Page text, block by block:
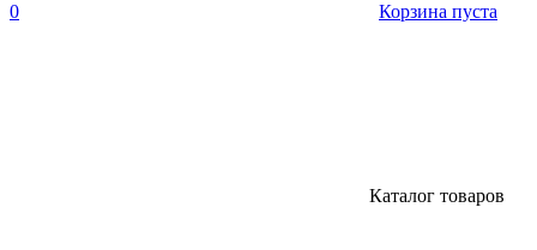
0 Корзина пуста
Каталог товаров